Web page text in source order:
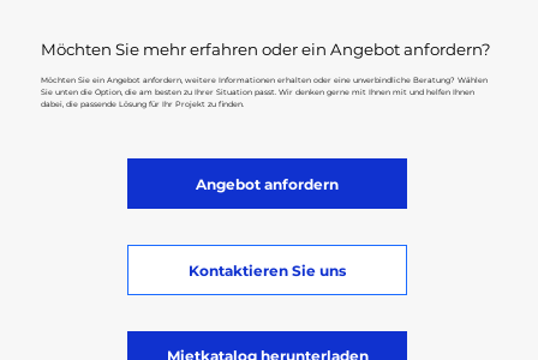
Möchten Sie mehr erfahren oder ein Angebot anfordern?
Möchten Sie ein Angebot anfordern, weitere Informationen erhalten oder eine unverbindliche Beratung? Wählen
Sie unten die Option, die am besten zu Ihrer Situation passt. Wir denken gerne mit Ihnen mit und helfen Ihnen
dabei, die passende Lösung für Ihr Projekt zu finden.
Angebot anfordern
Kontaktieren Sie uns
Mietkatalog herunterladen